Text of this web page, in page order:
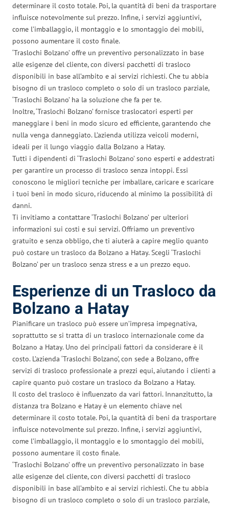
determinare il costo totale. Poi, la quantità di beni da trasportare
influisce notevolmente sul prezzo. Infine, i servizi aggiuntivi,
come l’imballaggio, il montaggio e lo smontaggio dei mobili,
possono aumentare il costo finale.
‘Traslochi Bolzano’ offre un preventivo personalizzato in base
alle esigenze del cliente, con diversi pacchetti di trasloco
disponibili in base all’ambito e ai servizi richiesti. Che tu abbia
bisogno di un trasloco completo o solo di un trasloco parziale,
‘Traslochi Bolzano’ ha la soluzione che fa per te.
Inoltre, ‘Traslochi Bolzano’ fornisce traslocatori esperti per
maneggiare i beni in modo sicuro ed efficiente, garantendo che
nulla venga danneggiato. L’azienda utilizza veicoli moderni,
ideali per il lungo viaggio dalla Bolzano a Hatay.
Tutti i dipendenti di ‘Traslochi Bolzano’ sono esperti e addestrati
per garantire un processo di trasloco senza intoppi. Essi
conoscono le migliori tecniche per imballare, caricare e scaricare
i tuoi beni in modo sicuro, riducendo al minimo la possibilità di
danni.
Ti invitiamo a contattare ‘Traslochi Bolzano’ per ulteriori
informazioni sui costi e sui servizi. Offriamo un preventivo
gratuito e senza obbligo, che ti aiuterà a capire meglio quanto
può costare un trasloco da Bolzano a Hatay. Scegli ‘Traslochi
Bolzano’ per un trasloco senza stress e a un prezzo equo.
Esperienze di un Trasloco da
Bolzano a Hatay
Pianificare un trasloco può essere un’impresa impegnativa,
soprattutto se si tratta di un trasloco internazionale come da
Bolzano a Hatay. Uno dei principali fattori da considerare è il
costo. L’azienda ‘Traslochi Bolzano’, con sede a Bolzano, offre
servizi di trasloco professionale a prezzi equi, aiutando i clienti a
capire quanto può costare un trasloco da Bolzano a Hatay.
Il costo del trasloco è influenzato da vari fattori. Innanzitutto, la
distanza tra Bolzano e Hatay è un elemento chiave nel
determinare il costo totale. Poi, la quantità di beni da trasportare
influisce notevolmente sul prezzo. Infine, i servizi aggiuntivi,
come l’imballaggio, il montaggio e lo smontaggio dei mobili,
possono aumentare il costo finale.
‘Traslochi Bolzano’ offre un preventivo personalizzato in base
alle esigenze del cliente, con diversi pacchetti di trasloco
disponibili in base all’ambito e ai servizi richiesti. Che tu abbia
bisogno di un trasloco completo o solo di un trasloco parziale,